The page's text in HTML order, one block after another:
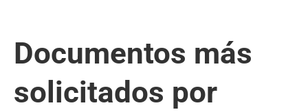
Documentos más
solicitados por